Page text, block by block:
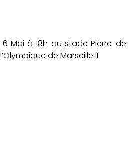
Mai à 18h au stade Pierre-de-
de Marseille II.